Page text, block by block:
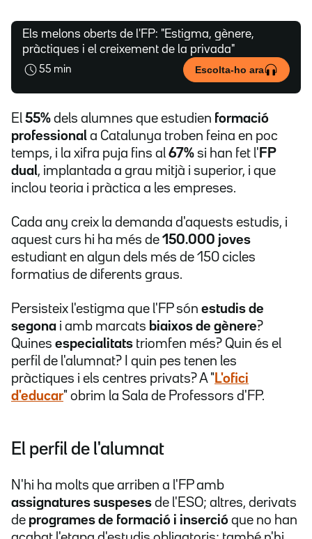
Els melons oberts de l'FP: "Estigma, gènere,
pràctiques i el creixement de la privada"
55 min Escolta-ho ara
El 55% dels alumnes que estudien formació
professional a Catalunya troben feina en poc
temps, i la xifra puja fins al 67% si han fet l' FP
dual, implantada a grau mitjà i superior, i que
inclou teoria i pràctica a les empreses.
Cada any creix la demanda d'aquests estudis, i
aquest curs hi ha més de 150.000 joves
estudiant en algun dels més de 150 cicles
formatius de diferents graus.
Persisteix l'estigma que l'FP són estudis de
segona i amb marcats biaixos de gènere?
Quines especialitats triomfen més? Quin és el
perfil de l'alumnat? I quin pes tenen les
pràctiques i els centres privats? A " L'ofici
d'educar" obrim la Sala de Professors d'FP.
El perfil de l'alumnat
N'hi ha molts que arriben a l'FP amb
assignatures suspeses de l'ESO; altres, derivats
de programes de formació i inserció que no han